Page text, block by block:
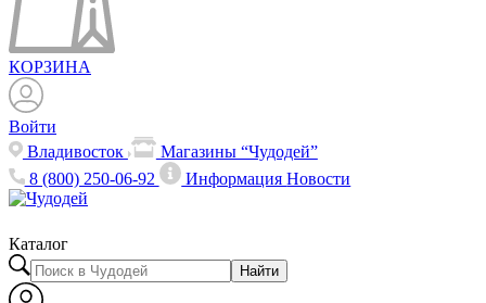
КОРЗИНА
Войти
Владивосток
Магазины “Чудодей”
8 (800) 250-06-92
ИнформацияНовости
Каталог
Найти